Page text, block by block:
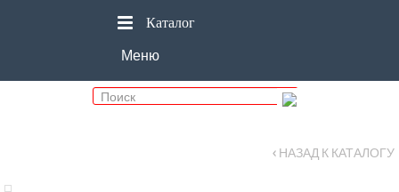
Каталог
Меню
‹ НАЗАД К КАТАЛОГУ